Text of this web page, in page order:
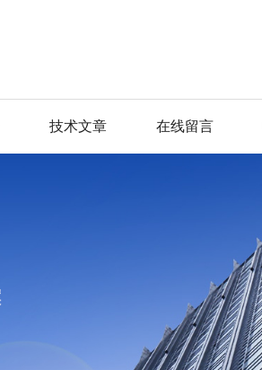
技术文章 在线留言